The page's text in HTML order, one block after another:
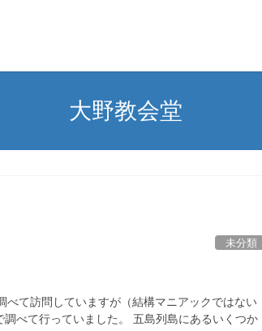
大野教会堂
未分類
て訪問していますが（結構マニアックではない
べて行っていました。 五島列島にあるいくつか